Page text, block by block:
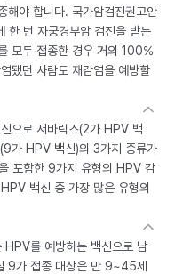
해야 합니다. 국가암검진권고안
한 번 자궁경부암 검진을 받는
모두 접종한 경우 거의 100%
됐던 사람도 재감염을 예방할
으로 서바릭스(2가 HPV 백
가 HPV 백신)의 3가지 종류가
포함한 9가지 유형의 HPV 감
백신 중 가장 많은 유형의
를 예방하는 백신으로 남
9가 접종 대상은 만 9~45세